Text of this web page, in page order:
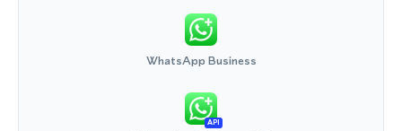
WhatsApp Business
API